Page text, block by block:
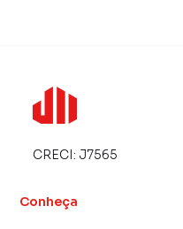
CRECI: J7565
Conheça